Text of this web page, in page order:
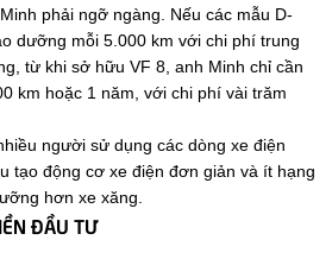
phải ngỡ ngàng. Nếu các mẫu D-
dưỡng mỗi 5.000 km với chi phí trung
từ khi sở hữu VF 8, anh Minh chỉ cần
km hoặc 1 năm, với chi phí vài trăm
người sử dụng các dòng xe điện
tạo động cơ xe điện đơn giản và ít hạng
hơn xe xăng.
ĐẦU TƯ